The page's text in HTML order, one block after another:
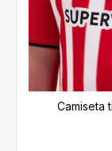
Camiseta